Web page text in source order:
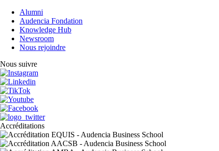
Alumni
Audencia Fondation
Knowledge Hub
Newsroom
Nous rejoindre
Nous suivre
Accréditations